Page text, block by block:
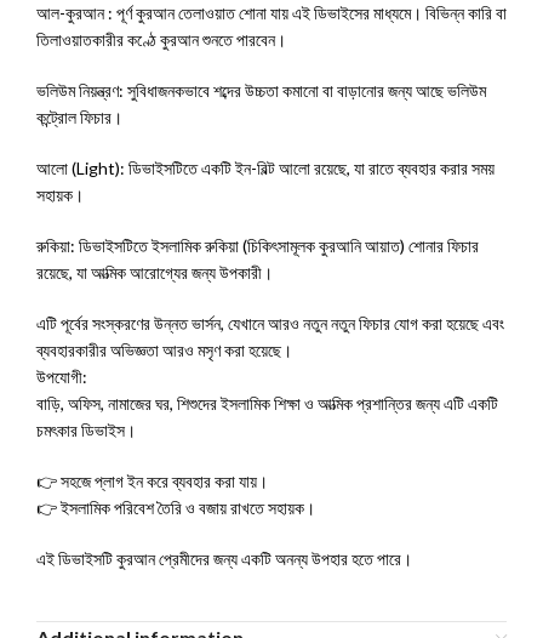
আল-কুরআন : পূর্ণ কুরআন তেলাওয়াত শোনা যায় এই ডিভাইসের মাধ্যমে। বিভিন্ন কারি বা
তিলাওয়াতকারীর কণ্ঠে কুরআন শুনতে পারবেন।
ভলিউম নিয়ন্ত্রণ: সুবিধাজনকভাবে শব্দের উচ্চতা কমানো বা বাড়ানোর জন্য আছে ভলিউম
কন্ট্রোল ফিচার।
আলো (Light): ডিভাইসটিতে একটি ইন-বিল্ট আলো রয়েছে, যা রাতে ব্যবহার করার সময়
সহায়ক।
রুকিয়া: ডিভাইসটিতে ইসলামিক রুকিয়া (চিকিৎসামূলক কুরআনি আয়াত) শোনার ফিচার
রয়েছে, যা আত্মিক আরোগ্যের জন্য উপকারী।
এটি পূর্বের সংস্করণের উন্নত ভার্সন, যেখানে আরও নতুন নতুন ফিচার যোগ করা হয়েছে এবং
ব্যবহারকারীর অভিজ্ঞতা আরও মসৃণ করা হয়েছে।
উপযোগী:
বাড়ি, অফিস, নামাজের ঘর, শিশুদের ইসলামিক শিক্ষা ও আত্মিক প্রশান্তির জন্য এটি একটি
চমৎকার ডিভাইস।
👉 সহজে প্লাগ ইন করে ব্যবহার করা যায়।
👉 ইসলামিক পরিবেশ তৈরি ও বজায় রাখতে সহায়ক।
এই ডিভাইসটি কুরআন প্রেমীদের জন্য একটি অনন্য উপহার হতে পারে।